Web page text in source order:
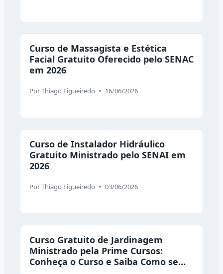
Curso de Massagista e Estética
Facial Gratuito Oferecido pelo SENAC
em 2026
PorThiago Figueiredo 16/06/2026
Curso de Instalador Hidráulico
Gratuito Ministrado pelo SENAI em
2026
PorThiago Figueiredo 03/06/2026
Curso Gratuito de Jardinagem
Ministrado pela Prime Cursos:
Conheça o Curso e Saiba Como se